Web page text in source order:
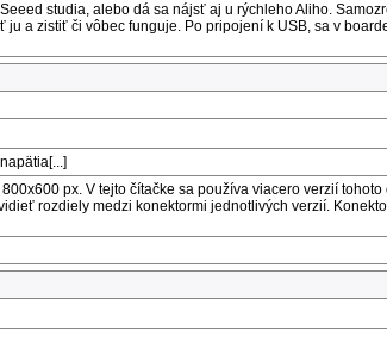
studia, alebo dá sa nájsť aj u rýchleho Aliho.
a zistiť či vôbec funguje. Po pripojení k USB, sa v
px. V tejto čítačke sa používa viacero verzií
rozdiely medzi konektormi jednotlivých verzií.